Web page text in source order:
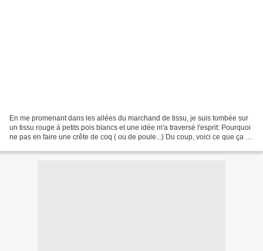
En me promenant dans les allées du marchand de tissu, je suis tombée sur
un tissu rouge à petits pois blancs et une idée m'a traversé l'esprit: Pourquoi
ne pas en faire une crête de coq ( ou de poule...) Du coup, voici ce que ça a